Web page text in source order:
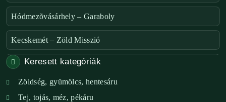
Hódmezõvásárhely – Garaboly
Kecskemét – Zöld Misszió
Székesfehérvár – Zöld Sarok
Verőce – Miegymás
Keresett kategóriák
Zöldség, gyümölcs, hentesáru
Tej, tojás, méz, pékáru